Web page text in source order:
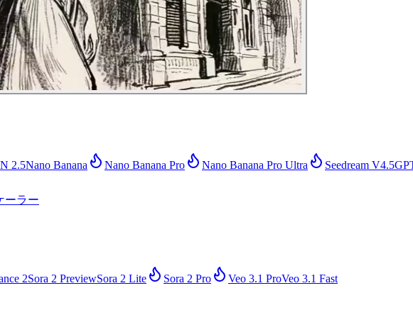
2.5Nano Banana Nano Banana Pro Nano Banana Pro Ultra Seedream V4.5
ーラー
2Sora 2 PreviewSora 2 Lite Sora 2 Pro Veo 3.1 ProVeo 3.1 Fast